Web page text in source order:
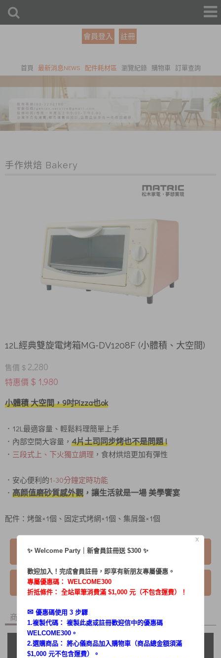
會員登入 註冊
首頁 最新消息NEWS 配件耗材區 瀏覽紀錄 購物車 訂單查詢
手作烘焙 Bakery
12L經典雙旋電烤箱MG-DV1208F (小體積、大空間)
售價 $ 2,280
特惠價 $ 1,980
小體積 大空間，9吋Pizza也ok
．12L最適容量、輕鬆料理簡單上手
．內部空間大容量， 4片土司同步烤也不是問題 !
． 三段式上、下火獨立調理 ，食材烘焙更加有彈性
．安心便利的1-30分鐘定時功能
． 高颜值磨砂質感外觀 ，讓生活就是一場 美學饗宴
配件：烤盤×1個、固定式烤網×1個、集屑盤×1個
已售完
我要詢問
商品內容 商品討論
X
✨ Welcome Party｜新會員註冊送 $300 ✨
歡迎加入！完成會員註冊，即享有新朋友專屬優惠。
專屬優惠碼： WELCOME300
折抵條件： 全站單筆消費滿 $1,000 元（不包含運費）！
✉︎ 優惠碼使用 3 步驟
1.複製代碼： 複製此處或註冊歡迎信中的優惠碼
WELCOME300。
2.選購商品： 將心儀商品加入購物車（商品總金額須滿
$1,000 元不包含運費）。